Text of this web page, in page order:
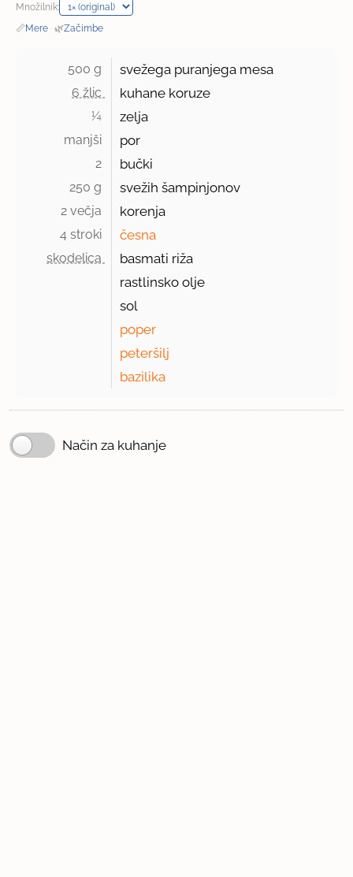
Množilnik:
📏Mere · 🌿Začimbe
500 g svežega puranjega mesa
6 žlic kuhane koruze
¼ zelja
manjši por
2 bučki
250 g svežih šampinjonov
2 večja korenja
4 stroki česna
skodelica
basmati riža
rastlinsko olje
sol
poper
peteršilj
bazilika
Način za kuhanje